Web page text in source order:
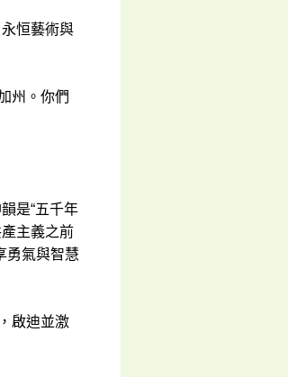
恒藝術與
州。你們
是“五千年
主義之前
勇氣與智慧
啟迪並激